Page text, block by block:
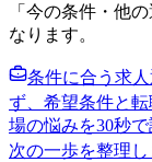
「今の条件・他
なります。
条件に合う求
ず、希望条件と転
場の悩みを30秒
次の一歩を整理し